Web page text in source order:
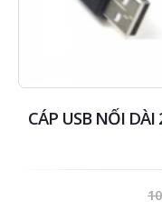
CÁP USB NỐI